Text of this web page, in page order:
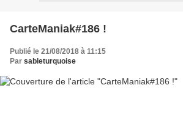
CarteManiak#186 !
Publié le 21/08/2018 à 11:15
Par sableturquoise